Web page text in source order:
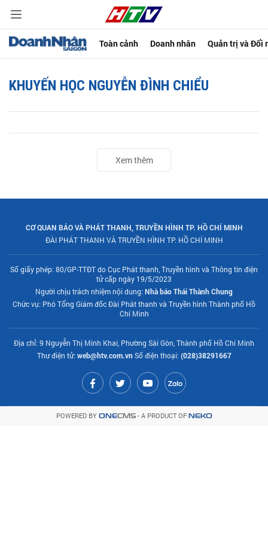
Toàn cảnh Doanh nhân Quản trị và Đổi
KHUYẾN HỌC NGUYỄN ĐÌNH CHIỂU
Xem thêm
CƠ QUAN BÁO VÀ PHÁT THANH, TRUYỀN HÌNH TP. HỒ CHÍ MINH
ĐÀI PHÁT THANH VÀ TRUYỀN HÌNH TP. HỒ CHÍ MINH
Số giấy phép: 80/GP-TTĐT do Cục Phát thanh, Truyền hình và Thông tin điện
tử cấp ngày 19/5/2023
Người chịu trách nhiệm nội dung: Nhà báo Thái Thành Chung
Chức vụ: Phó Tổng Giám đốc Đài Phát thanh và Truyền hình Thành phố Hồ
Chí Minh
Địa chỉ: 9 Nguyễn Thị Minh Khai, Phường Sài Gòn, Thành phố Hồ Chí Minh
Thư điện tử: web@htv.com.vnSố điện thoại: (028)38291667
POWERED BY ONECMS- A PRODUCT OF NEKO